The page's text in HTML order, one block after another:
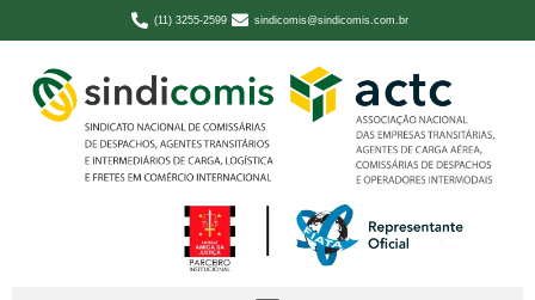
(11) 3255-2599 sindicomis@sindicomis.com.br